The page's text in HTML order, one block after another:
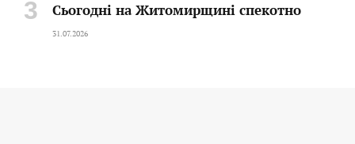
Сьогодні на Житомирщині спекотно
31.07.2026